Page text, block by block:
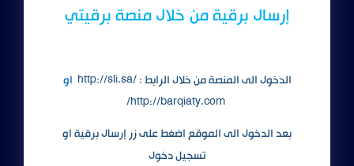
إرسال برقية من خلال منصة برقيتي
الدخول الى المنصة من خلال الرابط :http://sli.sa/ او
http://barqiaty.com
/
بعد الدخول الى الموقع اضغط على زر إرسال برقية او
تسجيل دخول